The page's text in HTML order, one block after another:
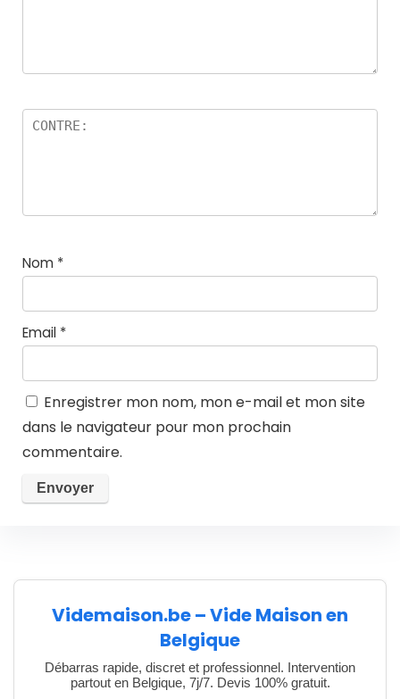
Nom *
Email *
Enregistrer mon nom, mon e-mail et mon site
dans le navigateur pour mon prochain
commentaire.
Videmaison.be – Vide Maison en
Belgique
Débarras rapide, discret et professionnel. Intervention
partout en Belgique, 7j/7. Devis 100% gratuit.